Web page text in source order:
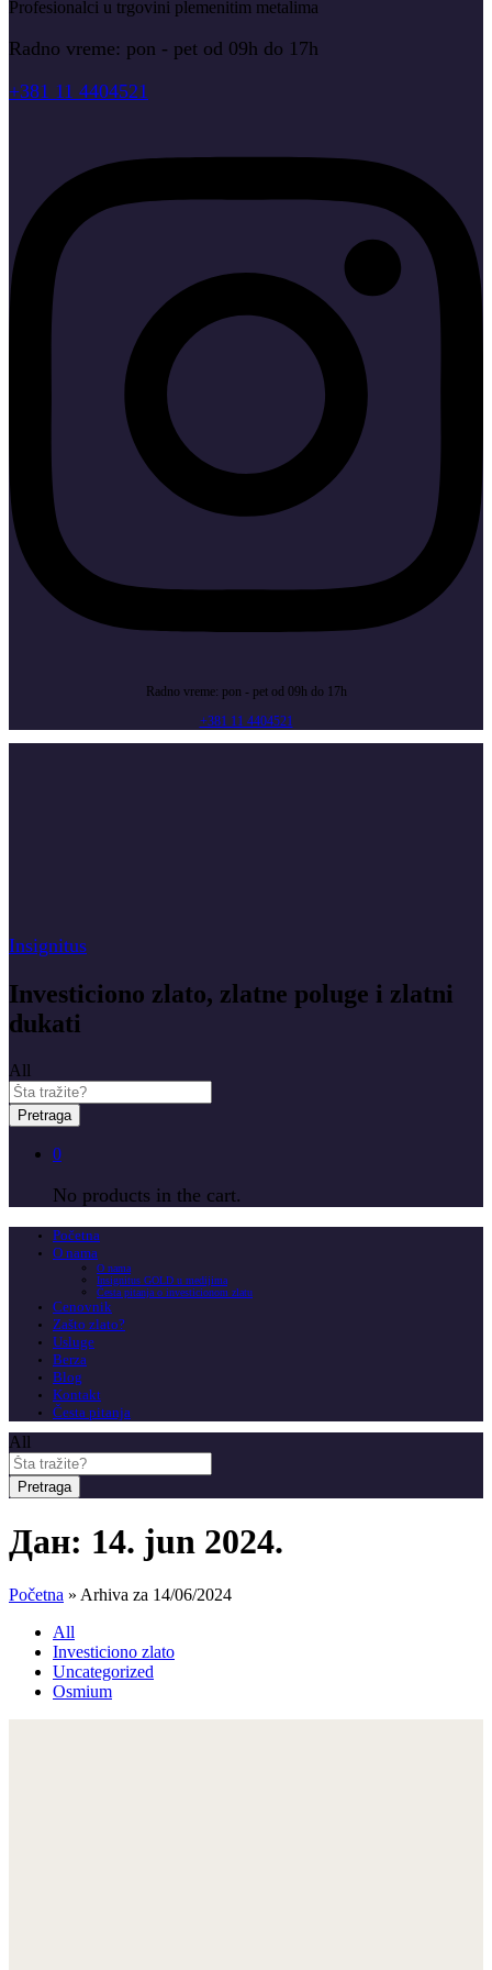
Profesionalci u trgovini plemenitim metalima
Radno vreme: pon - pet od 09h do 17h
+381 11 4404521
Radno vreme: pon - pet od 09h do 17h
+381 11 4404521
Insignitus
Investiciono zlato, zlatne poluge i zlatni
dukati
All
Pretraga
0
No products in the cart.
Početna
O nama
O nama
Insignitus GOLD u medijima
Česta pitanja o investicionom zlatu
Cenovnik
Zašto zlato?
Usluge
Berza
Blog
Kontakt
Česta pitanja
All
Pretraga
Дан: 14. jun 2024.
Početna » Arhiva za 14/06/2024
All
Investiciono zlato
Uncategorized
Osmium